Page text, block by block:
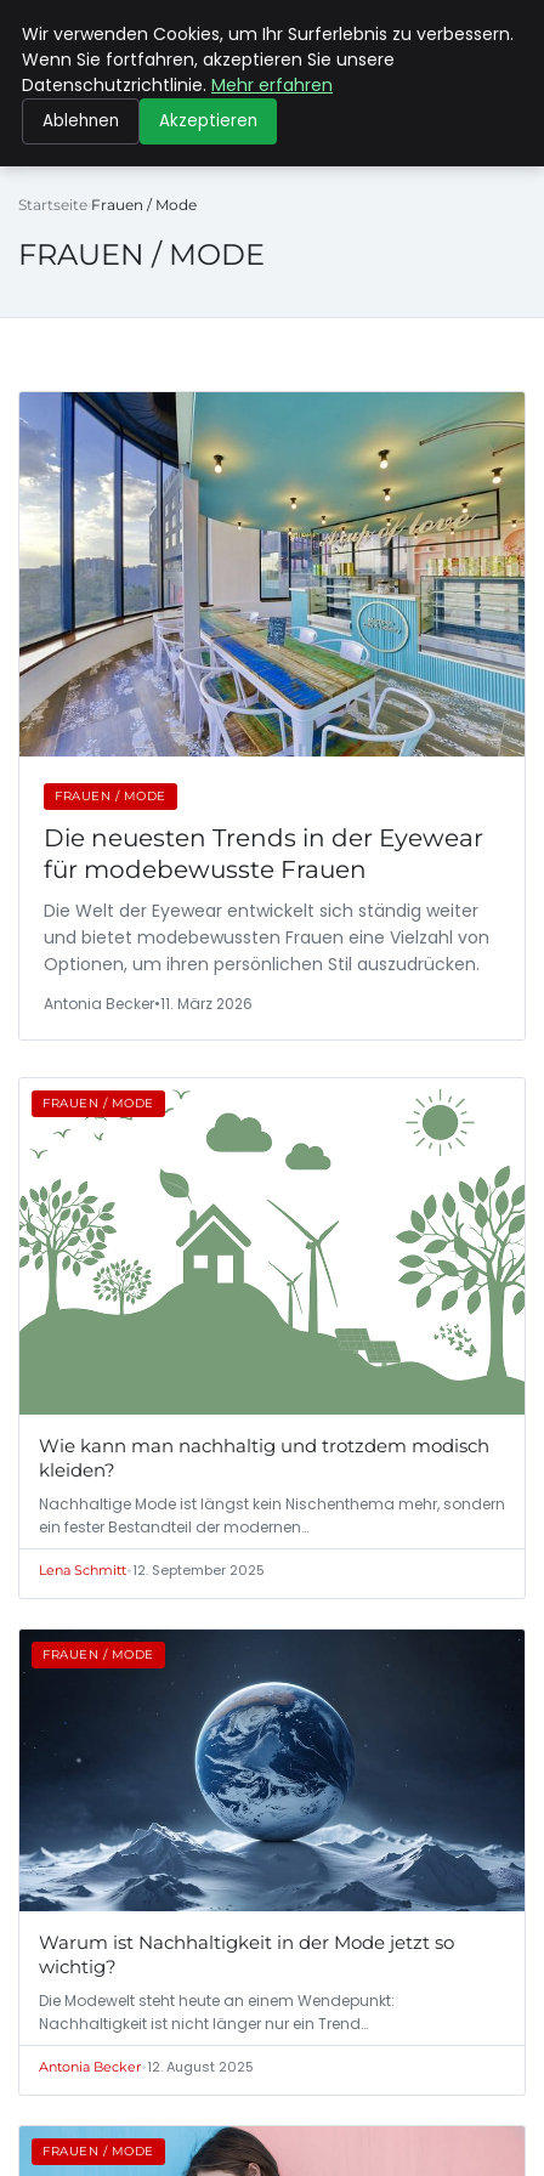
MAX NEUKIRCHNER
Startseite Frauen / Mode
FRAUEN / MODE
FRAUEN / MODE
Die neuesten Trends in der Eyewear
für modebewusste Frauen
Die Welt der Eyewear entwickelt sich ständig weiter
und bietet modebewussten Frauen eine Vielzahl von
Optionen, um ihren persönlichen Stil auszudrücken.
Antonia Becker•11. März 2026
FRAUEN / MODE
Wie kann man nachhaltig und trotzdem modisch
kleiden?
Nachhaltige Mode ist längst kein Nischenthema mehr, sondern
ein fester Bestandteil der modernen…
Lena Schmitt•12. September 2025
FRAUEN / MODE
Warum ist Nachhaltigkeit in der Mode jetzt so
wichtig?
Die Modewelt steht heute an einem Wendepunkt:
Nachhaltigkeit ist nicht länger nur ein Trend…
Antonia Becker•12. August 2025
FRAUEN / MODE
Wir verwenden Cookies, um Ihr Surferlebnis zu verbessern.
Wenn Sie fortfahren, akzeptieren Sie unsere
Datenschutzrichtlinie. Mehr erfahren
Ablehnen Akzeptieren